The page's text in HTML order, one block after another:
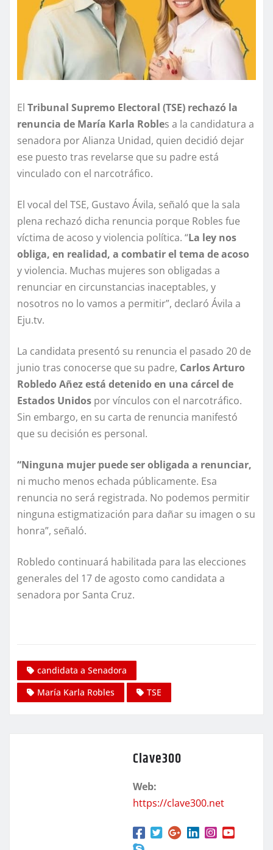
El Tribunal Supremo Electoral (TSE) rechazó la
renuncia de María Karla Robles a la candidatura a
senadora por Alianza Unidad, quien decidió dejar
ese puesto tras revelarse que su padre está
vinculado con el narcotráfico.
El vocal del TSE, Gustavo Ávila, señaló que la sala
plena rechazó dicha renuncia porque Robles fue
víctima de acoso y violencia política. “La ley nos
obliga, en realidad, a combatir el tema de acoso
y violencia. Muchas mujeres son obligadas a
renunciar en circunstancias inaceptables, y
nosotros no lo vamos a permitir”, declaró Ávila a
Eju.tv.
La candidata presentó su renuncia el pasado 20 de
junio tras conocerse que su padre, Carlos Arturo
Robledo Añez está detenido en una cárcel de
Estados Unidos por vínculos con el narcotráfico.
Sin embargo, en su carta de renuncia manifestó
que su decisión es personal.
“Ninguna mujer puede ser obligada a renunciar,
ni mucho menos echada públicamente. Esa
renuncia no será registrada. No podemos permitir
ninguna estigmatización para dañar su imagen o su
honra”, señaló.
Robledo continuará habilitada para las elecciones
generales del 17 de agosto como candidata a
senadora por Santa Cruz.
candidata a Senadora
María Karla Robles
TSE
Clave300
Web:
https://clave300.net